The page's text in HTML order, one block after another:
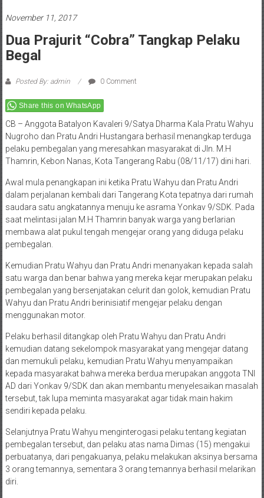
November 11, 2017
Dua Prajurit “Cobra” Tangkap Pelaku
Begal
Posted By: admin 0 Comment
Share this on WhatsApp
CB – Anggota Batalyon Kavaleri 9/Satya Dharma Kala Pratu Wahyu
Nugroho dan Pratu Andri Hustangara berhasil menangkap terduga
pelaku pembegalan yang meresahkan masyarakat di Jln. M.H
Thamrin, Kebon Nanas, Kota Tangerang Rabu (08/11/17) dini hari.
Awal mula penangkapan ini ketika Pratu Wahyu dan Pratu Andri
dalam perjalanan kembali dari Tangerang Kota tepatnya dari rumah
saudara satu angkatannya menuju ke asrama Yonkav 9/SDK. Pada
saat melintasi jalan M.H Thamrin banyak warga yang berlarian
membawa alat pukul tengah mengejar orang yang diduga pelaku
pembegalan.
Kemudian Pratu Wahyu dan Pratu Andri menanyakan kepada salah
satu warga dan benar bahwa yang mereka kejar merupakan pelaku
pembegalan yang bersenjatakan celurit dan golok, kemudian Pratu
Wahyu dan Pratu Andri berinisiatif mengejar pelaku dengan
menggunakan motor.
Pelaku berhasil ditangkap oleh Pratu Wahyu dan Pratu Andri
kemudian datang sekelompok masyarakat yang mengejar datang
dan memukuli pelaku, kemudian Pratu Wahyu menyampaikan
kepada masyarakat bahwa mereka berdua merupakan anggota TNI
AD dari Yonkav 9/SDK dan akan membantu menyelesaikan masalah
tersebut, tak lupa meminta masyarakat agar tidak main hakim
sendiri kepada pelaku.
Selanjutnya Pratu Wahyu menginterogasi pelaku tentang kegiatan
pembegalan tersebut, dan pelaku atas nama Dimas (15) mengakui
perbuatanya, dari pengakuanya, pelaku melakukan aksinya bersama
3 orang temannya, sementara 3 orang temannya berhasil melarikan
diri.